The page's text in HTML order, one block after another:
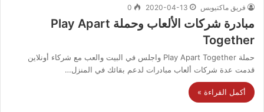
فريق ماكتيوبس 2020-04-13
0
مبادرة شركات الألعاب وحملة Play Apart
Together
حملة Play Apart Together واجلس في البيت والعب مع شركاء أونلاين
قدمت عدة شركات ألعاب مبادرات لدعم بقائك في المنزل…
أكمل القراءة »